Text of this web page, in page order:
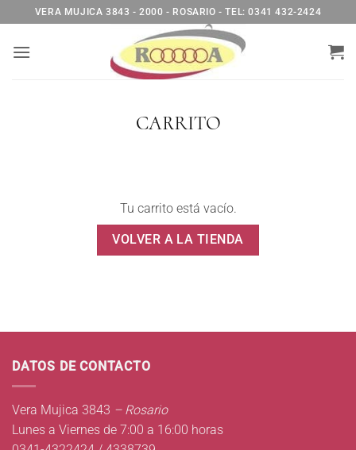
al
contenido
VERA MUJICA 3843 - 2000 - ROSARIO - TEL: 0341 432-2424
CARRITO
Tu carrito está vacío.
VOLVER A LA TIENDA
DATOS DE CONTACTO
Vera Mujica 3843 – Rosario
Lunes a Viernes de 7:00 a 16:00 horas